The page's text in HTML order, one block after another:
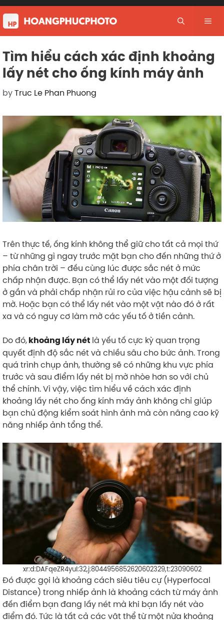
Skip
to
content
Tìm hiểu cách xác định khoảng
lấy nét cho ống kính máy ảnh
byTruc Le Phan Phuong
Trên thực tế, ống kính không thể giữ cho tất cả mọi thứ
– từ những gì ngay trước mặt bạn cho đến những thứ ở
phía chân trời – đều cùng lúc được sắc nét ở mức
chấp nhận được. Bạn có thể lấy nét vào một đối tượng
ở gần và phải chấp nhận rủi ro của việc hậu cảnh sẽ bị
mờ. Hoặc bạn có thể lấy nét vào một vật nào đó ở rất
xa và có nguy cơ làm mờ các yếu tố ở tiền cảnh.
Do đó,khoảng lấy nét là yếu tố cực kỳ quan trọng
quyết định độ sắc nét và chiều sâu cho bức ảnh. Trong
quá trình chụp ảnh, thường sẽ có những khu vực phía
trước và sau điểm lấy nét bị mờ nhòe hơn so với chủ
thể chính. Vì vậy, việc tìm hiểu về cách xác định
khoảng lấy nét cho ống kính máy ảnh không chỉ giúp
bạn chủ động kiểm soát hình ảnh mà còn nâng cao kỹ
năng nhiếp ảnh tổng thể.
xr:d:DAFqeZR4yuI:32,j:8044956852620602329,t:23090602
Đó được gọi là khoảng cách siêu tiêu cự (Hyperfocal
Distance) trong nhiếp ảnh là khoảng cách từ máy ảnh
đến điểm bạn đang lấy nét mà khi bạn lấy nét vào
điểm đó. Tức là tất cả các vật thể từ một nửa khoảng